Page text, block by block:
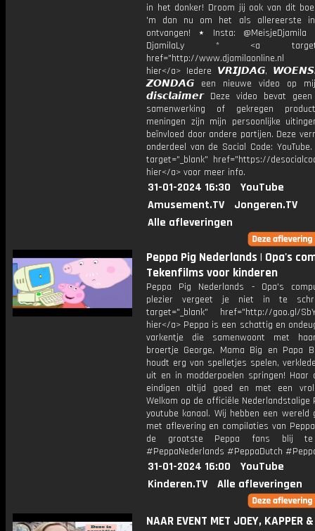
in het donker! Droom jij ook van dit
'm dan nu om het als allereerste
ontvangen! ⋆ Insta: @MeisjeDjamila
DjamilaLy * <a
href="http://
hier</a> Iedere 𝙑𝙍𝙄𝙅𝘿𝘼𝙂,
𝙕𝙊𝙉𝘿𝘼𝙂 een nieuwe video op
𝙙𝙞𝙨𝙘𝙡𝙖𝙞𝙢𝙚𝙧 Deze video bevat geen
samenwerking of gekregen
meningen zijn mijn persoonlijke
beïnvloed door andere partijen. Deze
onderdeel van de Social Code:
target="_blank" href="https://
hier</a> voor meer info.
31-01-2024 16:30
YouTube
Amusement.TV
Jongeren.TV
Alle afleveringen
Peppa Pig Nederlands | Opa's
Tekenfilms voor kinderen
Peppa Pig Nederlands - Opa's
plezier vergeet je niet in te
target="_blank" href="http://goo.gl/
hier</a> Peppa is een schattig en
varkentje die samenwoont met
broertje George, Mama Big en Papa
houdt erg van spelletjes spelen,
uit en in modderpoelen springen! Haar
eindigen altijd goed en met een
Welkom op de officiële Nederlandstalige
youtube kanaal. Wij hebben een wereld
met aflevering en compilaties van
de grootste Peppa fans blij te
#PeppaNederlands #PeppaDutch
31-01-2024 16:00
YouTube
Kinderen.TV
Alle afleveringen
NAAR EVENT MET JOEY, KAPPER &